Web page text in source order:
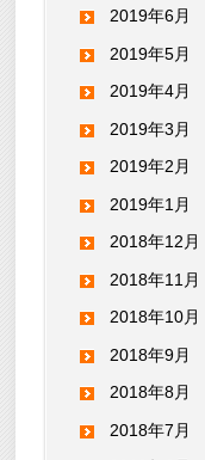
2019年6月
2019年5月
2019年4月
2019年3月
2019年2月
2019年1月
2018年12月
2018年11月
2018年10月
2018年9月
2018年8月
2018年7月